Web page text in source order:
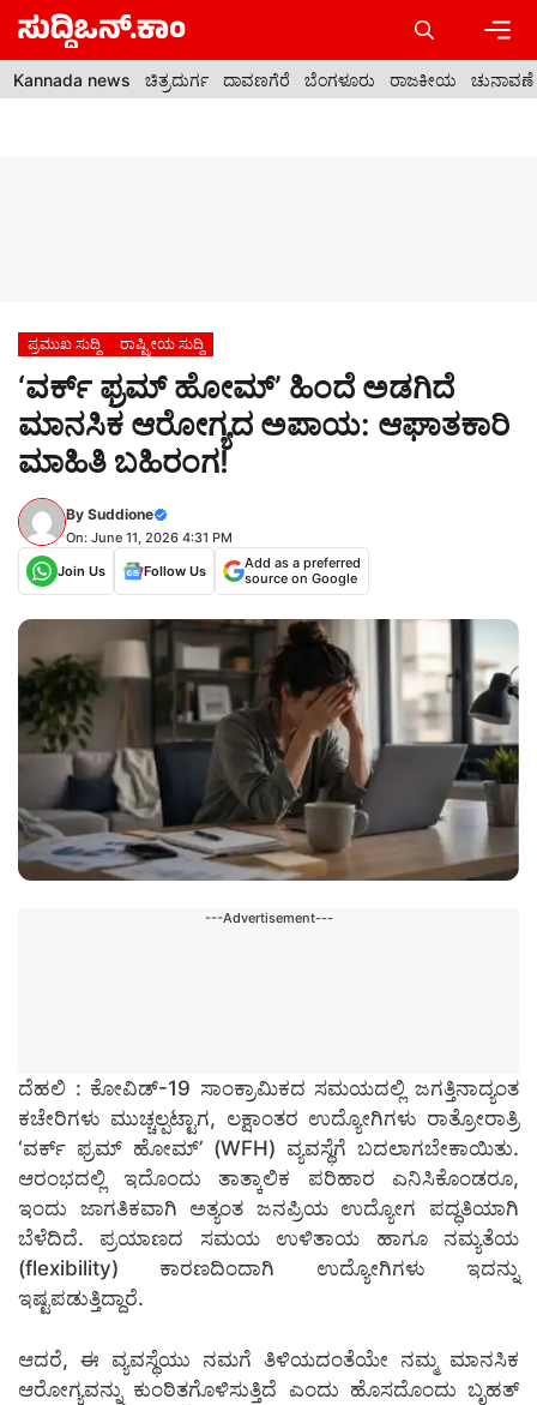
Skip
content
Kannada news ಚಿತ್ರದುರ್ಗ ದಾವಣಗೆರೆ ಬೆಂಗಳೂರು ರಾಜಕೀಯ ಚುನಾವಣೆ
ಪ್ರಮುಖ ಸುದ್ದಿ ರಾಷ್ಟ್ರೀಯ ಸುದ್ದಿ
‘ವರ್ಕ್ ಫ್ರಮ್ ಹೋಮ್’ ಹಿಂದೆ ಅಡಗಿದೆ
ಮಾನಸಿಕ ಆರೋಗ್ಯದ ಅಪಾಯ: ಆಘಾತಕಾರಿ
ಮಾಹಿತಿ ಬಹಿರಂಗ!
By Suddione
On: June 11, 2026 4:31 PM
Join Us
Follow Us
Add as a preferred
source on Google
---Advertisement---
ದೆಹಲಿ : ಕೋವಿಡ್-19 ಸಾಂಕ್ರಾಮಿಕದ ಸಮಯದಲ್ಲಿ ಜಗತ್ತಿನಾದ್ಯಂತ
ಕಚೇರಿಗಳು ಮುಚ್ಚಲ್ಪಟ್ಟಾಗ, ಲಕ್ಷಾಂತರ ಉದ್ಯೋಗಿಗಳು ರಾತ್ರೋರಾತ್ರಿ
‘ವರ್ಕ್ ಫ್ರಮ್ ಹೋಮ್’ (WFH) ವ್ಯವಸ್ಥೆಗೆ ಬದಲಾಗಬೇಕಾಯಿತು.
ಆರಂಭದಲ್ಲಿ ಇದೊಂದು ತಾತ್ಕಾಲಿಕ ಪರಿಹಾರ ಎನಿಸಿಕೊಂಡರೂ,
ಇಂದು ಜಾಗತಿಕವಾಗಿ ಅತ್ಯಂತ ಜನಪ್ರಿಯ ಉದ್ಯೋಗ ಪದ್ಧತಿಯಾಗಿ
ಬೆಳೆದಿದೆ. ಪ್ರಯಾಣದ ಸಮಯ ಉಳಿತಾಯ ಹಾಗೂ ನಮ್ಯತೆಯ
(flexibility) ಕಾರಣದಿಂದಾಗಿ ಉದ್ಯೋಗಿಗಳು ಇದನ್ನು
ಇಷ್ಟಪಡುತ್ತಿದ್ದಾರೆ.
ಆದರೆ, ಈ ವ್ಯವಸ್ಥೆಯು ನಮಗೆ ತಿಳಿಯದಂತೆಯೇ ನಮ್ಮ ಮಾನಸಿಕ
ಆರೋಗ್ಯವನ್ನು ಕುಂಠಿತಗೊಳಿಸುತ್ತಿದೆ ಎಂದು ಹೊಸದೊಂದು ಬೃಹತ್